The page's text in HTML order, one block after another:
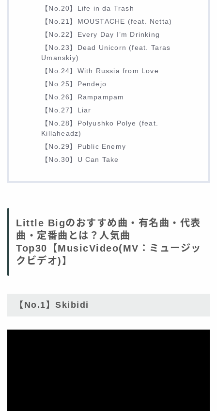
【No.20】Life in da Trash
【No.21】MOUSTACHE (feat. Netta)
【No.22】Every Day I’m Drinking
【No.23】Dead Unicorn (feat. Taras
Umanskiy)
【No.24】With Russia from Love
【No.25】Pendejo
【No.26】Rampampam
【No.27】Liar
【No.28】Polyushko Polye (feat.
Killaheadz)
【No.29】Public Enemy
【No.30】U Can Take
Little Bigのおすすめ曲・有名曲・代表
曲・定番曲とは？人気曲
Top30【MusicVideo(MV：ミュージッ
クビデオ)】
【No.1】Skibidi